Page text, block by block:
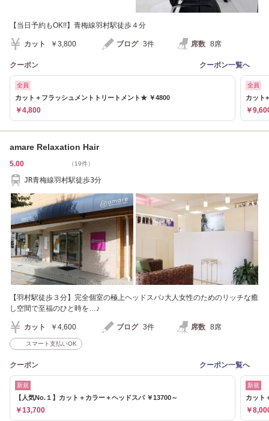
【当日予約もOK!!】青梅線羽村駅徒歩４分
カット ￥3,800 ブログ 3件 席数 8席
クーポン クーポン一覧へ
全員
カット＋フラッシュメントトリートメント★ ￥4800
￥4,800
全員
カット
￥
amare Relaxation Hair
5.00 （19件）
JR青梅線羽村駅徒歩3分
【羽村駅徒歩３分】完全個室の極上ヘッドスパ♪大人女性のためのリッチな癒
し空間で至福のひと時を…♪
カット ￥4,600 ブログ 3件 席数 8席
スマート支払いOK
クーポン クーポン一覧へ
新規
【人気No.１】カット＋カラー＋ヘッドスパ ￥13700～
￥13,700
新規
カット
￥